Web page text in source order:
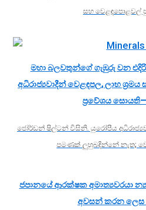
සහ වෙළඳපොළවල්
මහා බලවතුන්ගේ ගැඹුරු වන
අධිරාජ්‍යවාදීන් වෙළඳපල, ලාභ
ප්‍රවේශය
ජෝර්ඩන් ෂිල්ටන් විසිනි. යුරෝපීය
පමණක් ලුහුබඳින්නේ නැත;
ජපානයේ ආරක්ෂක අමාත්‍යවරයා
අවසන් කරන ලෙස